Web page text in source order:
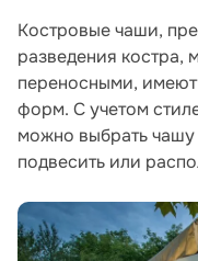
Костровые чаши,
разведения костра,
переносными,
форм. С учетом
можно выбрать чашу
подвесить или